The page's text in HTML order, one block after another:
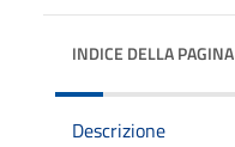
INDICE DELLA PAGINA
Descrizione